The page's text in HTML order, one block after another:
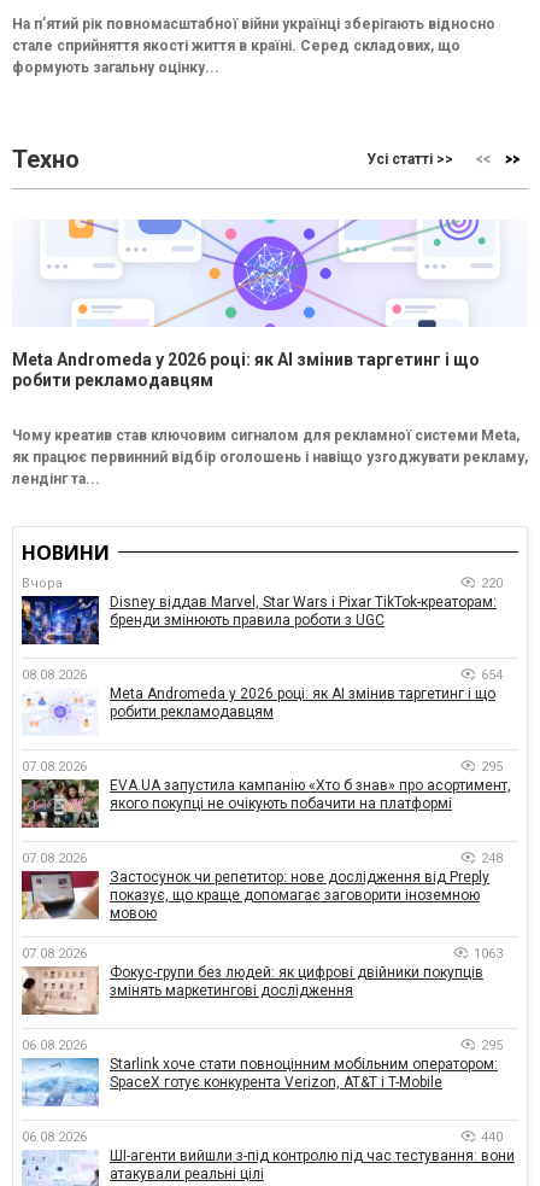
На п’ятий рік повномасштабної війни українці зберігають відносно
стале сприйняття якості життя в країні. Серед складових, що
формують загальну оцінку...
Техно Усі статті >>
Meta Andromeda у 2026 році: як AI змінив таргетинг і що
робити рекламодавцям
Чому креатив став ключовим сигналом для рекламної системи Meta,
як працює первинний відбір оголошень і навіщо узгоджувати рекламу,
лендінг та...
НОВИНИ
Вчора 220
Disney віддав Marvel, Star Wars і Pixar TikTok-креаторам:
бренди змінюють правила роботи з UGC
08.08.2026 654
Meta Andromeda у 2026 році: як AI змінив таргетинг і що
робити рекламодавцям
07.08.2026 295
EVA.UA запустила кампанію «Хто б знав» про асортимент,
якого покупці не очікують побачити на платформі
07.08.2026 248
Застосунок чи репетитор: нове дослідження від Preply
показує, що краще допомагає заговорити іноземною
мовою
07.08.2026 1063
Фокус-групи без людей: як цифрові двійники покупців
змінять маркетингові дослідження
06.08.2026 295
Starlink хоче стати повноцінним мобільним оператором:
SpaceX готує конкурента Verizon, AT&T і T-Mobile
06.08.2026 440
ШІ-агенти вийшли з-під контролю під час тестування: вони
атакували реальні цілі